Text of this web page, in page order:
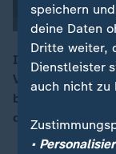
00:16
In Cottbus
Vorfälle.
bedroht. Doch
demonstrieren
speichern
deine Daten
Dritte weiter,
Dienstleister
auch nicht zu
•